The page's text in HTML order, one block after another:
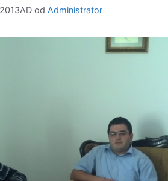
od Administrator